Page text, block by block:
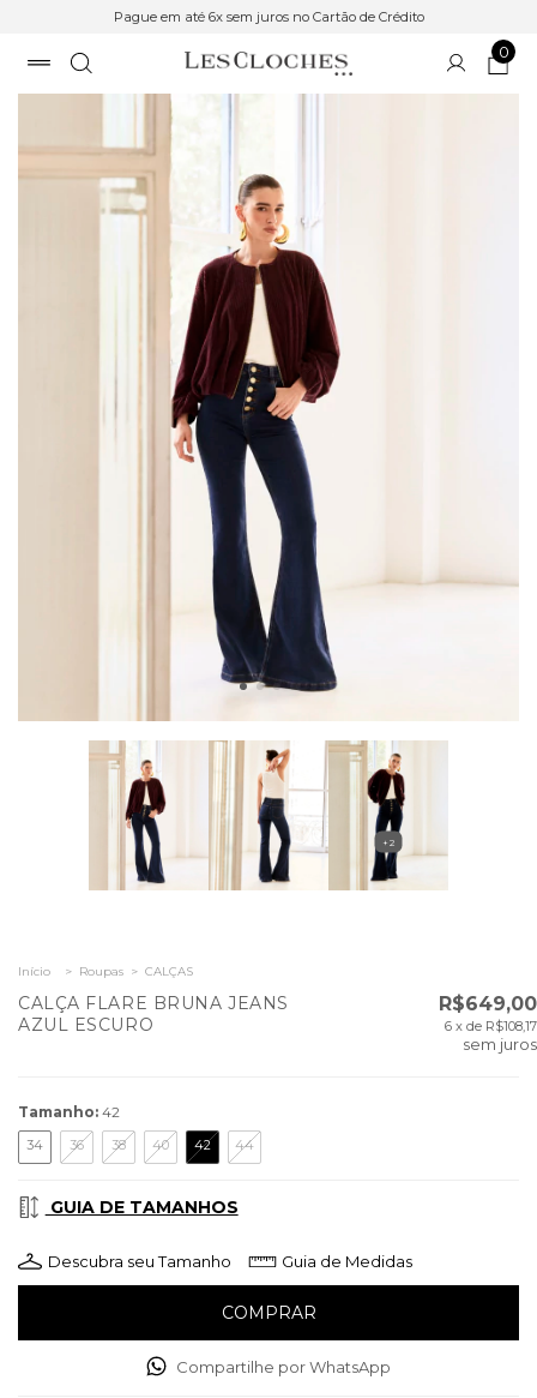
Pague em até 6x sem juros no Cartão de Crédito
0
+2
Início > Roupas > CALÇAS
CALÇA FLARE BRUNA JEANS
AZUL ESCURO
R$649,00
6 x de R$108,17
sem juros
Tamanho: 42
34 36 38 40 42 44
GUIA DE TAMANHOS
Descubra seu Tamanho Guia de Medidas
Compartilhe por WhatsApp